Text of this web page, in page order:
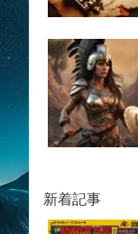
新着記事